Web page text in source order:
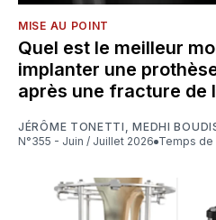
MISE AU POINT
Quel est le meilleur
implanter une
après une fracture de
JÉRÔME TONETTI ,MEDHI
N°355 - Juin / Juillet 2026
Temps